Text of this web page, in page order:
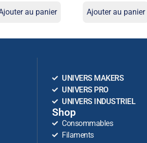
au panier Ajouter au panier
UNIVERS MAKERS
UNIVERS PRO
UNIVERS INDUSTRIEL
Shop
Consommables
Filaments